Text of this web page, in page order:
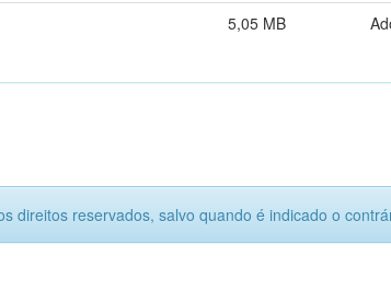
5,05 MB
direitos reservados, salvo quando é indicado o